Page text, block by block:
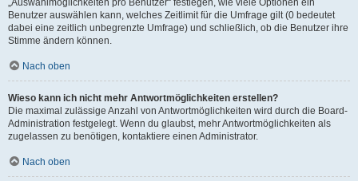
„Auswahlmöglichkeiten pro Benutzer“ festlegen, wie viele Optionen ein
Benutzer auswählen kann, welches Zeitlimit für die Umfrage gilt (0 bedeutet
dabei eine zeitlich unbegrenzte Umfrage) und schließlich, ob die Benutzer ihre
Stimme ändern können.
Nach oben
Wieso kann ich nicht mehr Antwortmöglichkeiten erstellen?
Die maximal zulässige Anzahl von Antwortmöglichkeiten wird durch die Board-
Administration festgelegt. Wenn du glaubst, mehr Antwortmöglichkeiten als
zugelassen zu benötigen, kontaktiere einen Administrator.
Nach oben